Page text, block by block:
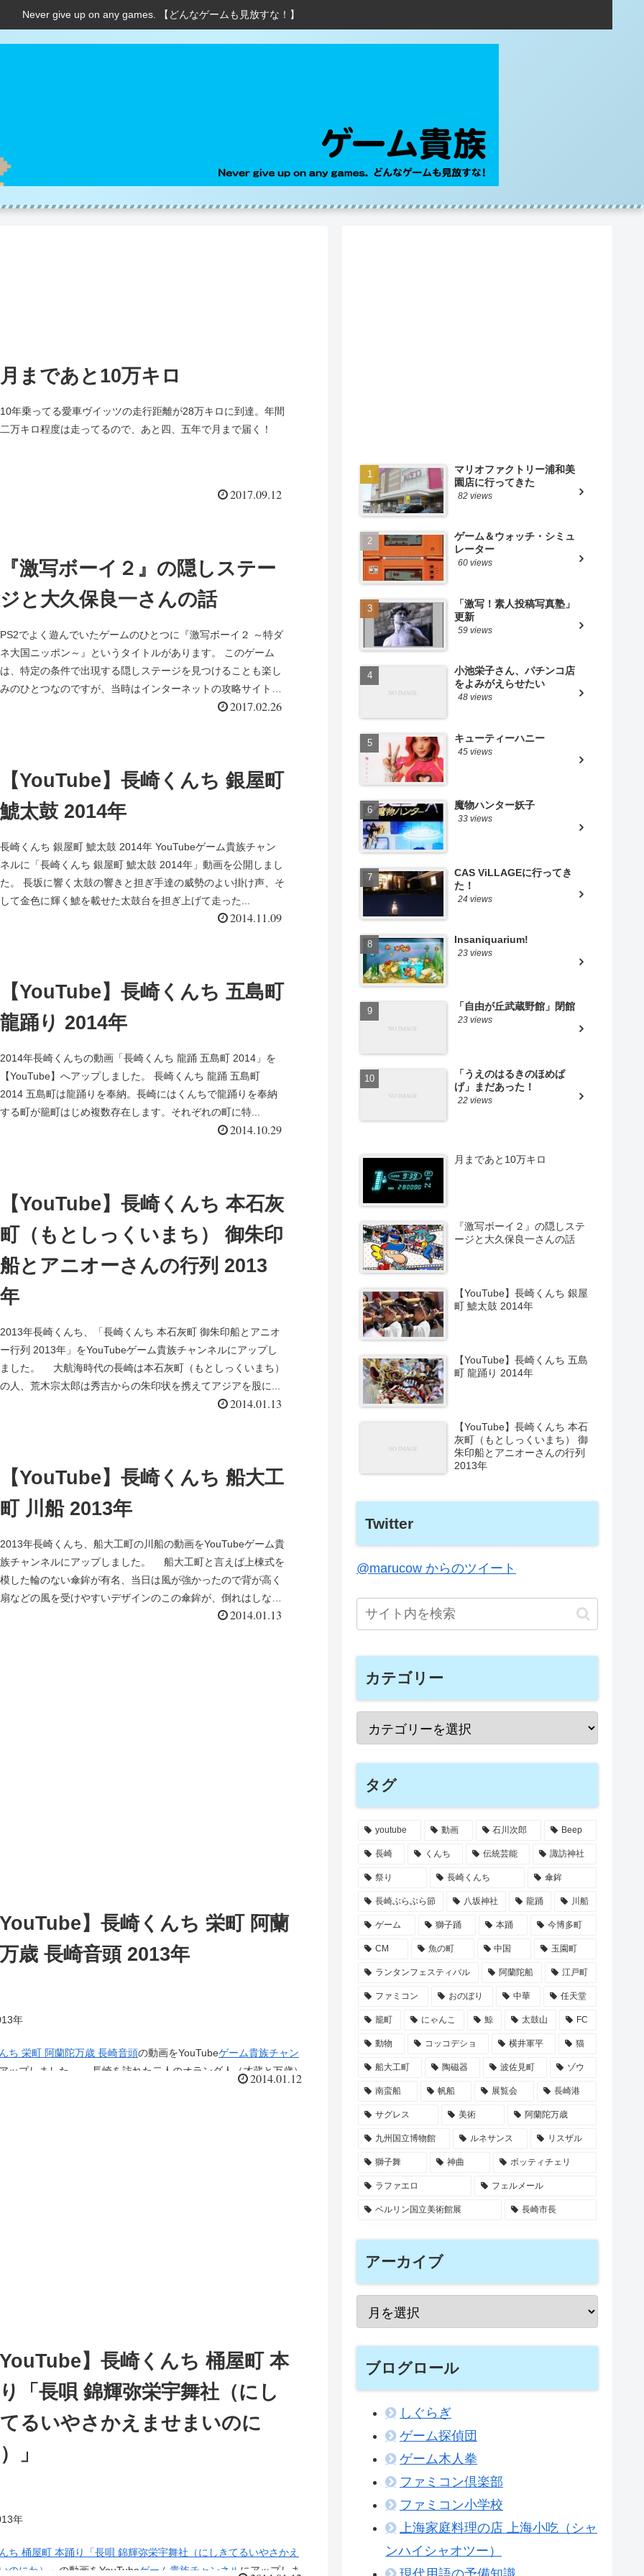
Never give up on any games. 【どんなゲームも見放すな！】
月まであと10万キロ
10年乗ってる愛車ヴイッツの走行距離が28万キロに到達。年間
二万キロ程度は走ってるので、あと四、五年で月まで届く！
2017.09.12
『激写ボーイ２』の隠しステー
ジと大久保良一さんの話
PS2でよく遊んでいたゲームのひとつに『激写ボーイ２ ～特ダ
ネ大国ニッポン～』というタイトルがあります。 このゲーム
は、特定の条件で出現する隠しステージを見つけることも楽し
みのひとつなのですが、当時はインターネットの攻略サイトと
2017.02.26
【YouTube】長崎くんち 銀屋町
鯱太鼓 2014年
長崎くんち 銀屋町 鯱太鼓 2014年 YouTubeゲーム貴族チャン
ネルに「長崎くんち 銀屋町 鯱太鼓 2014年」動画を公開しまし
た。 長坂に響く太鼓の響きと担ぎ手達の威勢のよい掛け声、そ
して金色に輝く鯱を載せた太鼓台を担ぎ上げて走った...
2014.11.09
【YouTube】長崎くんち 五島町
龍踊り 2014年
2014年長崎くんちの動画「長崎くんち 龍踊 五島町 2014」を
【YouTube】へアップしました。 長崎くんち 龍踊 五島町
2014 五島町は龍踊りを奉納。長崎にはくんちで龍踊りを奉納
する町が籠町はじめ複数存在します。それぞれの町に特...
2014.10.29
【YouTube】長崎くんち 本石灰
町（もとしっくいまち） 御朱印
船とアニオーさんの行列 2013
年
2013年長崎くんち、「長崎くんち 本石灰町 御朱印船とアニオ
ー行列 2013年」をYouTubeゲーム貴族チャンネルにアップし
ました。 大航海時代の長崎は本石灰町（もとしっくいまち）
の人、荒木宗太郎は秀吉からの朱印状を携えてアジアを股に...
2014.01.13
【YouTube】長崎くんち 船大工
町 川船 2013年
2013年長崎くんち、船大工町の川船の動画をYouTubeゲーム貴
族チャンネルにアップしました。 船大工町と言えば上棟式を
模した輪のない傘鉾が有名、当日は風が強かったので背が高く
扇などの風を受けやすいデザインのこの傘鉾が、倒れはしない
2014.01.13
】長崎くんち 栄町 阿蘭
歳 長崎音頭 2013年
年
ち 栄町 阿蘭陀万歳 長崎音頭の動画をYouTubeゲーム貴族チャン
ました。 長崎を訪れた二人のオランダ人（才蔵と万歳）
2014.01.12
】長崎くんち 桶屋町 本
「長唄 錦輝弥栄宇舞社（にし
るいやさかえませまいのに
」
年
ち 桶屋町 本踊り「長唄 錦輝弥栄宇舞社（にしきてるいやさかえ
のにわ）」 の動画をYouTubeゲーム貴族チャンネル にアップしま
マリオファクトリー浦和美
園店に行ってきた
82 views
ゲーム＆ウォッチ・シミュ
レーター
60 views
「激写！素人投稿写真塾」
更新
59 views
小池栄子さん、パチンコ店
をよみがえらせたい
48 views
キューティーハニー
45 views
魔物ハンター妖子
33 views
CAS ViLLAGEに行ってき
た！
24 views
Insaniquarium!
23 views
「自由が丘武蔵野館」閉館
23 views
「うえのはるきのほめぱ
げ」まだあった！
22 views
月まであと10万キロ
『激写ボーイ２』の隠しステ
ージと大久保良一さんの話
【YouTube】長崎くんち 銀屋
町 鯱太鼓 2014年
【YouTube】長崎くんち 五島
町 龍踊り 2014年
【YouTube】長崎くんち 本石
灰町（もとしっくいまち） 御
朱印船とアニオーさんの行列
2013年
Twitter
@marucow からのツイート
カテゴリー
タグ
youtube 動画 石川次郎 Beep
長崎 くんち 伝統芸能 諏訪神社
祭り 長崎くんち 傘鉾
長崎ぶらぶら節 八坂神社 龍踊 川船
ゲーム 獅子踊 本踊 今博多町
CM 魚の町 中国 玉園町
ランタンフェスティバル 阿蘭陀船 江戸町
ファミコン おのぼり 中華 任天堂
籠町 にゃんこ 鯨 太鼓山 FC
動物 コッコデショ 横井軍平 猫
船大工町 陶磁器 波佐見町 ゾウ
南蛮船 帆船 展覧会 長崎港
サグレス 美術 阿蘭陀万歳
九州国立博物館 ルネサンス リスザル
獅子舞 神曲 ボッティチェリ
ラファエロ フェルメール
ベルリン国立美術館展 長崎市長
アーカイブ
ブログロール
しぐらぎ
ゲーム探偵団
ゲーム木人拳
ファミコン倶楽部
ファミコン小学校
上海家庭料理の店 上海小吃（シャ
ンハイシャオツー）